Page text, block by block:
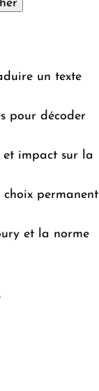
un texte
pour décoder
et impact sur la
permanent
et la norme